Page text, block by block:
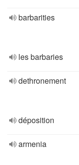
barbarities
les barbaries
dethronement
déposition
armenia